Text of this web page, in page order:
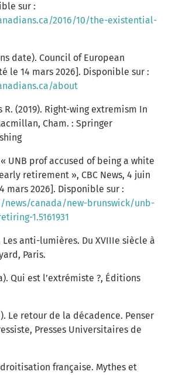
sur :
2016/10/the-existential-
date). Council of European
le 14 mars 2026]. Disponible sur :
about
R. (2019). Right-wing extremism In
Cham. : Springer
UNB prof accused of being a white
retirement », CBC News, 4 juin
mars 2026]. Disponible sur :
news/canada/new-brunswick/unb-
1.5161931
Les anti-lumières. Du XVIIIe siècle à
Paris.
Qui est l’extrémiste ?, Éditions
Le retour de la décadence. Penser
Presses Universitaires de
droitisation française. Mythes et